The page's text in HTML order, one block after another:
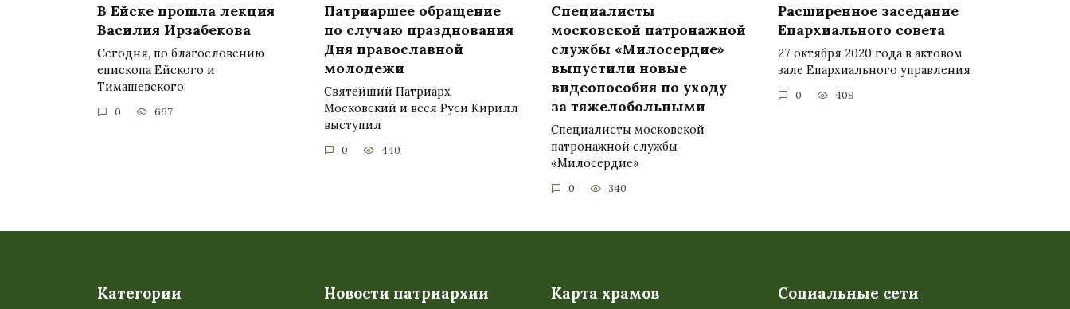
В Ейске прошла лекция
Василия Ирзабекова
Сегодня, по благословению
епископа Ейского и
Тимашевского
0 667
Патриаршее обращение
по случаю празднования
Дня православной
молодежи
Святейший Патриарх
Московский и всея Руси Кирилл
выступил
0 440
Специалисты
московской патронажной
службы «Милосердие»
выпустили новые
видеопособия по уходу
за тяжелобольными
Специалисты московской
патронажной службы
«Милосердие»
0 340
Расширенное заседание
Епархиального совета
27 октября 2020 года в актовом
зале Епархиального управления
0 409
Категории Новости патриархии Карта храмов Социальные сети